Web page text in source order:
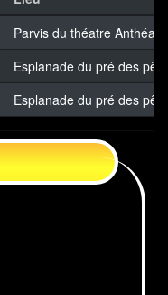
Parvis du théatre Anthéa
Esplanade du pré des
Esplanade du pré des